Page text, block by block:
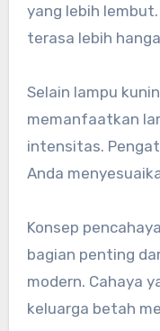
yang lebih
terasa lebih
Selain lampu
memanfaatkan
intensitas.
Anda
Konsep
bagian penting
modern. Cahaya
keluarga betah